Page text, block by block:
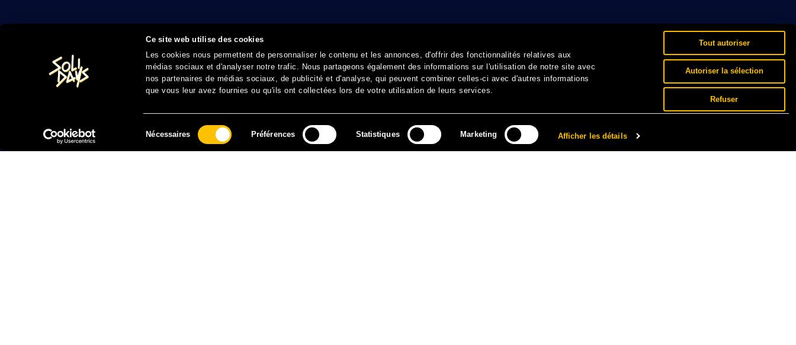
Ce site web utilise des cookies
Les cookies nous permettent de personnaliser le contenu et les annonces, d'offrir des fonctionnalités relatives aux
médias sociaux et d'analyser notre trafic. Nous partageons également des informations sur l'utilisation de notre site avec
nos partenaires de médias sociaux, de publicité et d'analyse, qui peuvent combiner celles-ci avec d'autres informations
que vous leur avez fournies ou qu'ils ont collectées lors de votre utilisation de leurs services.
Nécessaires Préférences Statistiques Marketing Afficher les détails
Tout autoriser
Autoriser la sélection
Refuser